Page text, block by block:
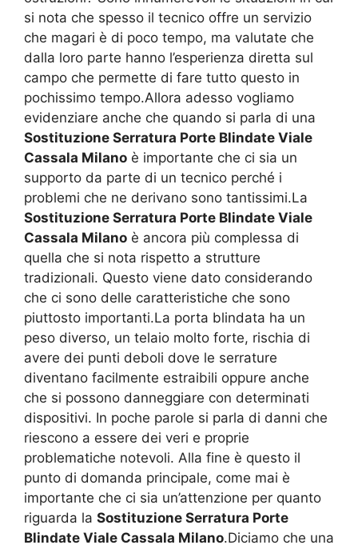
si nota che spesso il tecnico offre un servizio
che magari è di poco tempo, ma valutate che
dalla loro parte hanno l’esperienza diretta sul
campo che permette di fare tutto questo in
pochissimo tempo.Allora adesso vogliamo
evidenziare anche che quando si parla di una
Sostituzione Serratura Porte Blindate Viale
Cassala Milano è importante che ci sia un
supporto da parte di un tecnico perché i
problemi che ne derivano sono tantissimi.La
Sostituzione Serratura Porte Blindate Viale
Cassala Milano è ancora più complessa di
quella che si nota rispetto a strutture
tradizionali. Questo viene dato considerando
che ci sono delle caratteristiche che sono
piuttosto importanti.La porta blindata ha un
peso diverso, un telaio molto forte, rischia di
avere dei punti deboli dove le serrature
diventano facilmente estraibili oppure anche
che si possono danneggiare con determinati
dispositivi. In poche parole si parla di danni che
riescono a essere dei veri e proprie
problematiche notevoli. Alla fine è questo il
punto di domanda principale, come mai è
importante che ci sia un’attenzione per quanto
riguarda la Sostituzione Serratura Porte
Blindate Viale Cassala Milano.Diciamo che una